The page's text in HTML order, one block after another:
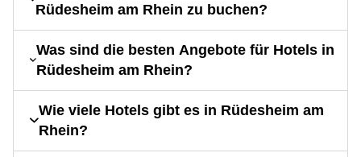
Rüdesheim am Rhein zu buchen?
Was sind die besten Angebote für Hotels in
Rüdesheim am Rhein?
Wie viele Hotels gibt es in Rüdesheim am
Rhein?